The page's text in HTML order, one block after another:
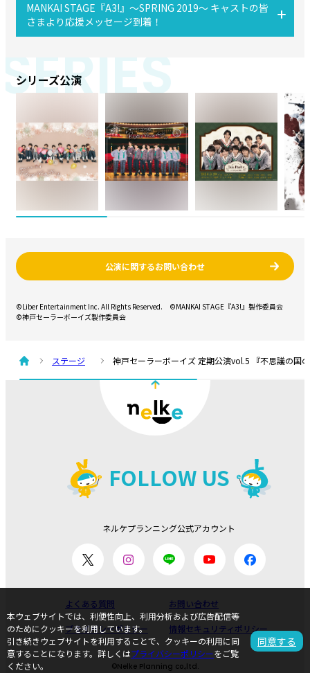
MANKAI STAGE『A3!』～SPRING 2019～ キャストの皆
さまより応援メッセージ到着！
シリーズ公演
SERIES
公演に関するお問い合わせ
©Liber Entertainment Inc. All Rights Reserved.
©MANKAI STAGE『A3!』製作委員会
©神戸セーラーボーイズ製作委員会
ページのトップ
公式サイト
ステージ 神戸セーラーボーイズ 定期公演vol.5 『不思議の国
FOLLOW US
ネルケプランニング公式アカウント
よくある質問 お問い合わせ
プライバシーポリシー 情報セキュリティポリシー
©Nelke Planning co.,ltd.
本ウェブサイトでは、利便性向上、利用分析および広告配信等
のためにクッキーを利用しています。
引き続きウェブサイトを利用することで、クッキーの利用に同
意することになります。詳しくはプライバシーポリシーをご覧
ください。
同意する